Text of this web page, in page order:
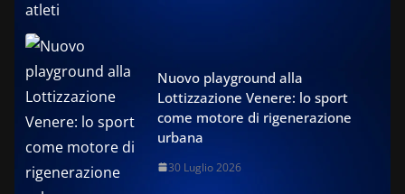
Nuovo playground alla
Lottizzazione Venere: lo sport
come motore di rigenerazione
urbana
30 Luglio 2026